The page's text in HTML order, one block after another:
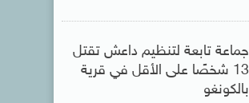
جماعة تابعة لتنظيم داعش تقتل
13 شخصًا على الأقل في قرية
بالكونغو